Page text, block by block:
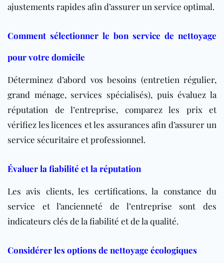
ajustements rapides afin d’assurer un service optimal.
Comment sélectionner le bon service de nettoyage
pour votre domicile
Déterminez d’abord vos besoins (entretien régulier,
grand ménage, services spécialisés), puis évaluez la
réputation de l’entreprise, comparez les prix et
vérifiez les licences et les assurances afin d’assurer un
service sécuritaire et professionnel.
Évaluer la fiabilité et la réputation
Les avis clients, les certifications, la constance du
service et l’ancienneté de l’entreprise sont des
indicateurs clés de la fiabilité et de la qualité.
Considérer les options de nettoyage écologiques